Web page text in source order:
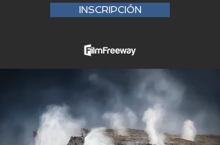
INSCRIPCIÓN